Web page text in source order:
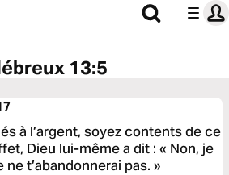
13:5
à l’argent, soyez contents de ce
Dieu lui-même a dit : « Non, je
t’abandonnerai pas. »